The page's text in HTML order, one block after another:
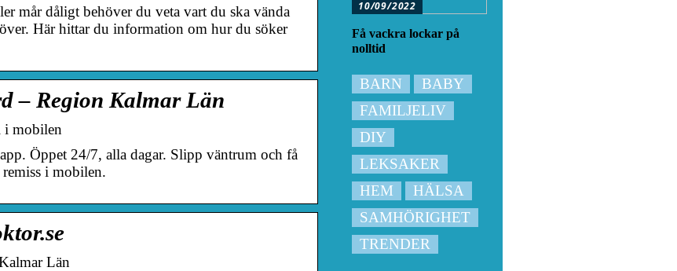
mår dåligt behöver du veta vart du ska vända
Här hittar du information om hur du söker
– Region Kalmar Län
i mobilen
Öppet 24/7, alla dagar. Slipp väntrum och få
i mobilen.
Län
10/09/2022
Få vackra lockar på
nolltid
BARN
BABY
FAMILJELIV
DIY
LEKSAKER
HEM
HÄLSA
SAMHÖRIGHET
TRENDER